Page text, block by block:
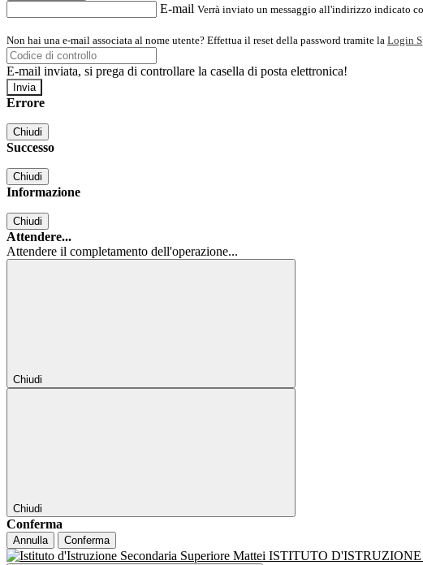
E-mail Verrà inviato un messaggio all'indirizzo indicato
Non hai una e-mail associata al nome utente? Effettua il reset della password tramite la Login
E-mail inviata, si prega di controllare la casella di posta elettronica!
Errore
Chiudi
Successo
Chiudi
Informazione
Chiudi
Attendere...
Attendere il completamento dell'operazione...
Chiudi
Chiudi
Conferma
Annulla Conferma
ISTITUTO